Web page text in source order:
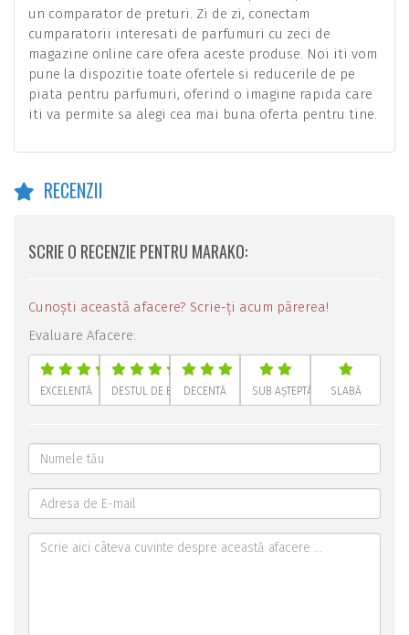
un comparator de preturi. Zi de zi, conectam
cumparatorii interesati de parfumuri cu zeci de
magazine online care ofera aceste produse. Noi iti vom
pune la dispozitie toate ofertele si reducerile de pe
piata pentru parfumuri, oferind o imagine rapida care
iti va permite sa alegi cea mai buna oferta pentru tine.
RECENZII
SCRIE O RECENZIE PENTRU MARAKO:
Cunoști această afacere? Scrie-ți acum părerea!
Evaluare Afacere:
EXCELENTĂ DESTUL DE BUNĂDECENTĂ SUB AȘTEPTĂRI SLABĂ